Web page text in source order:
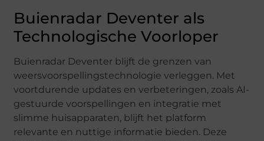
Buienradar Deventer als
Technologische Voorloper
Buienradar Deventer blijft de grenzen van
weersvoorspellingstechnologie verleggen. Met
voortdurende updates en verbeteringen, zoals AI-
gestuurde voorspellingen en integratie met
slimme huisapparaten, blijft het platform
relevante en nuttige informatie bieden. Deze